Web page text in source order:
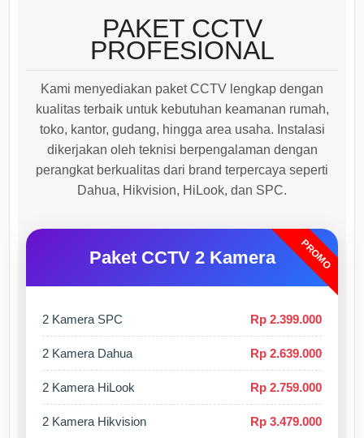
PAKET CCTV
PROFESIONAL
Kami menyediakan paket CCTV lengkap dengan
kualitas terbaik untuk kebutuhan keamanan rumah,
toko, kantor, gudang, hingga area usaha. Instalasi
dikerjakan oleh teknisi berpengalaman dengan
perangkat berkualitas dari brand terpercaya seperti
Dahua, Hikvision, HiLook, dan SPC.
PROMO
Paket CCTV 2 Kamera
2 Kamera SPC Rp 2.399.000
2 Kamera Dahua Rp 2.639.000
2 Kamera HiLook Rp 2.759.000
2 Kamera Hikvision Rp 3.479.000